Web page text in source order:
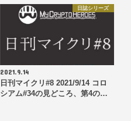
日誌シリーズ
2021.9.14
日刊マイクリ#8 2021/9/14 コロ
シアム#34の見どころ、第4の…